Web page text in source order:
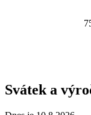
Svátek a